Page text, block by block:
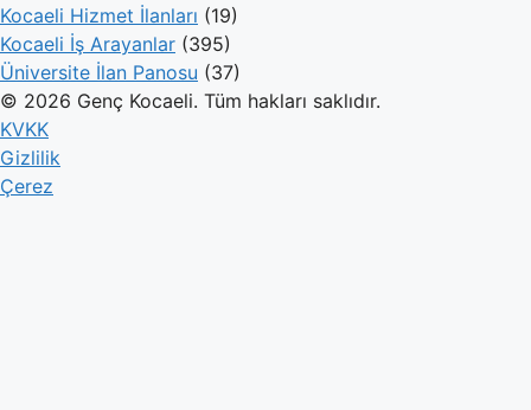
Kocaeli Hizmet İlanları (19)
Kocaeli İş Arayanlar (395)
Üniversite İlan Panosu (37)
© 2026 Genç Kocaeli. Tüm hakları saklıdır.
KVKK
Gizlilik
Çerez